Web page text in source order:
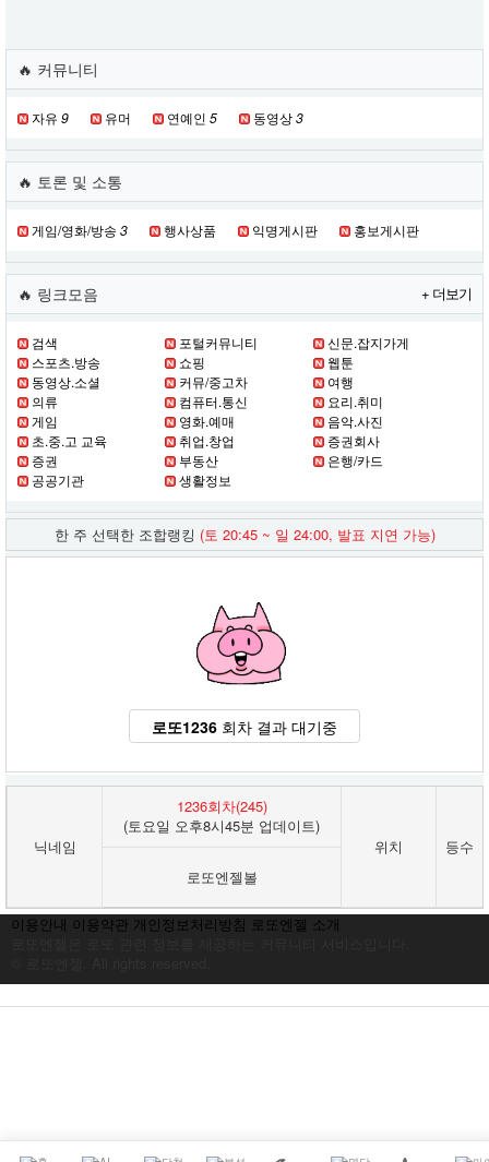
🔥 커뮤니티
자유 9 유머 연예인 5 동영상3
🔥 토론 및 소통
게임/영화/방송 3 행사상품 익명게시판 홍보게시판
🔥 링크모음 + 더보기
검색 포털커뮤니티
신문.잡지가게
스포츠.방송
쇼핑
웹툰
동영상.소셜
커뮤/중고차
여행
의류
컴퓨터.통신
요리.취미
게임
영화.예매
음악.사진
초.중.고 교육
취업.창업
증권회사
증권
부동산
은행/카드
공공기관
생활정보
한 주 선택한 조합랭킹 (토 20:45 ~ 일 24:00, 발표 지연 가능)
로또1236 회차 결과 대기중
닉네임
1236회차(245)
(토요일 오후8시45분 업데이트)
위치
등수
로또엔젤볼
이용안내 이용약관 개인정보처리방침 로또엔젤 소개